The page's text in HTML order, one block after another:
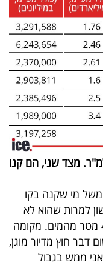
90 אלף שקל למ"ר. מצד שני, הם קנו
פחות טוב משל מי שקנה בקו
למרות שהוא לא
מוגדר כך. יש לזה הסבר: המתחם 450 מטר מהמים. מקומה
דבר חוץ מדיור מוגן,
ממש בגבול